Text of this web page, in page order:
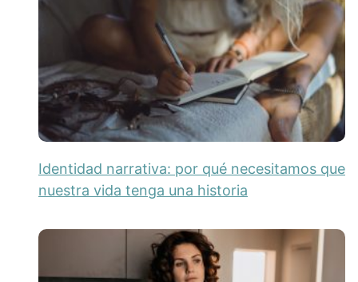
Identidad narrativa: por qué necesitamos que
nuestra vida tenga una historia